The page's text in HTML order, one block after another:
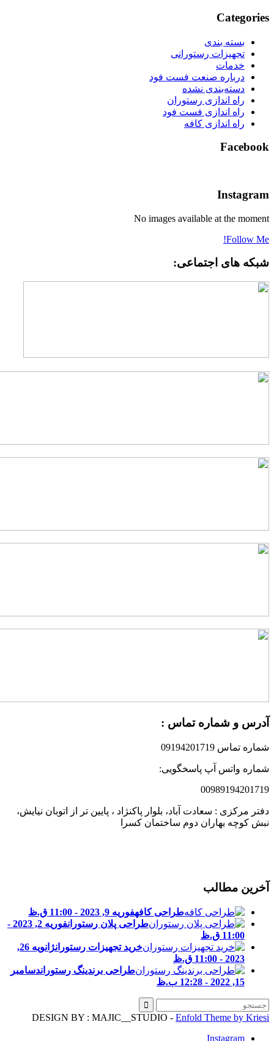
بسته بندی
تجهیزات رستورانی
خدمات
درباره صنعت فست فود
دسته‌بندی نشده
راه اندازی رستوران
راه اندازی فست فود
راه اندازی کافه
No images available at the
Follow
های اجتماعی:
و شماره تماس :
تماس 09194201719
واتس آپ پاسخگویی:
مرکزی : سعادت آباد، بلوار پاکنژاد ، پایین تر از اتوبان نیایش،
کوچه بهاران دوم ساختمان کسرا
مطالب
طراحی کافهفوریه 9, 2023 - 11:00 ق.ظ
طراحی پلان رستوران
فوریه 2, 2023 -
11:00 ق.ظ
خرید تجهیزات رستوران
ژانویه 26,
2023 - 11:00 ق.ظ
طراحی برندینگ رستوران دسامبر
15, 2022 - 12:28 ب.ظ
DESIGN BY : MAJIC__STUDIO -Enfold Theme by
Instagram